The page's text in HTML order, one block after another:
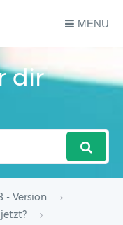
MENU
dir
- Version